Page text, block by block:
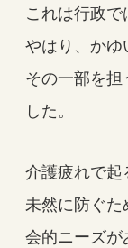
これは行政で
やはり、かゆ
その一部を担
した。
介護疲れで
未然に防ぐ
会的ニーズが